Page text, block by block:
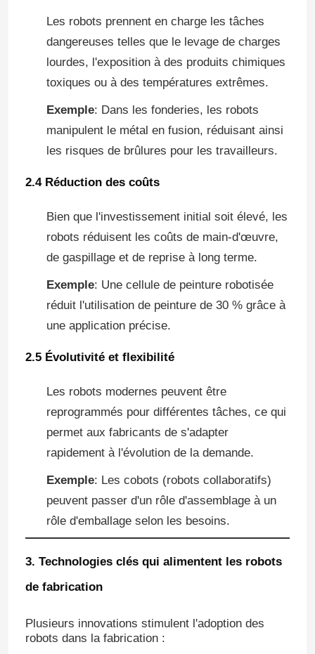
Les robots prennent en charge les tâches
dangereuses telles que le levage de charges
lourdes, l'exposition à des produits chimiques
toxiques ou à des températures extrêmes.
Exemple: Dans les fonderies, les robots
manipulent le métal en fusion, réduisant ainsi
les risques de brûlures pour les travailleurs.
2.4 Réduction des coûts
Bien que l'investissement initial soit élevé, les
robots réduisent les coûts de main-d'œuvre,
de gaspillage et de reprise à long terme.
Exemple: Une cellule de peinture robotisée
réduit l'utilisation de peinture de 30 % grâce à
une application précise.
2.5 Évolutivité et flexibilité
Les robots modernes peuvent être
reprogrammés pour différentes tâches, ce qui
permet aux fabricants de s'adapter
rapidement à l'évolution de la demande.
Exemple: Les cobots (robots collaboratifs)
peuvent passer d'un rôle d'assemblage à un
rôle d'emballage selon les besoins.
3. Technologies clés qui alimentent les robots
de fabrication
Plusieurs innovations stimulent l'adoption des
robots dans la fabrication :